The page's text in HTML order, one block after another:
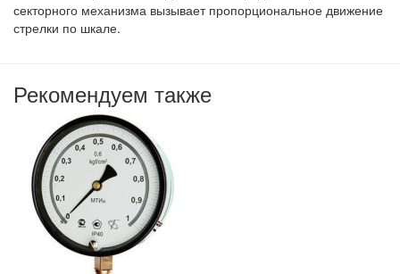
секторного механизма вызывает пропорциональное движение
стрелки по шкале.
Рекомендуем также